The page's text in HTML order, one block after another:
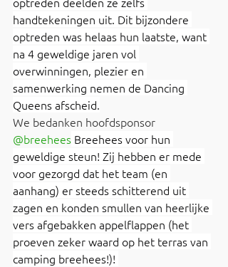
handtekeningen uit. Dit bijzondere
optreden was helaas hun laatste, want
na 4 geweldige jaren vol
overwinningen, plezier en
samenwerking nemen de Dancing
Queens afscheid.
We bedanken hoofdsponsor
@breehees Breehees voor hun
geweldige steun! Zij hebben er mede
voor gezorgd dat het team (en
aanhang) er steeds schitterend uit
zagen en konden smullen van heerlijke
vers afgebakken appelflappen (het
proeven zeker waard op het terras van
camping breehees!)!